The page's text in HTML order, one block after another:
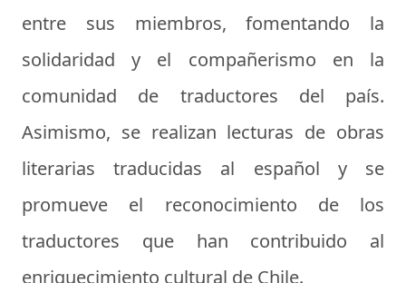
entre sus miembros, fomentando la
solidaridad y el compañerismo en la
comunidad de traductores del país.
Asimismo, se realizan lecturas de obras
literarias traducidas al español y se
promueve el reconocimiento de los
traductores que han contribuido al
enriquecimiento cultural de Chile.